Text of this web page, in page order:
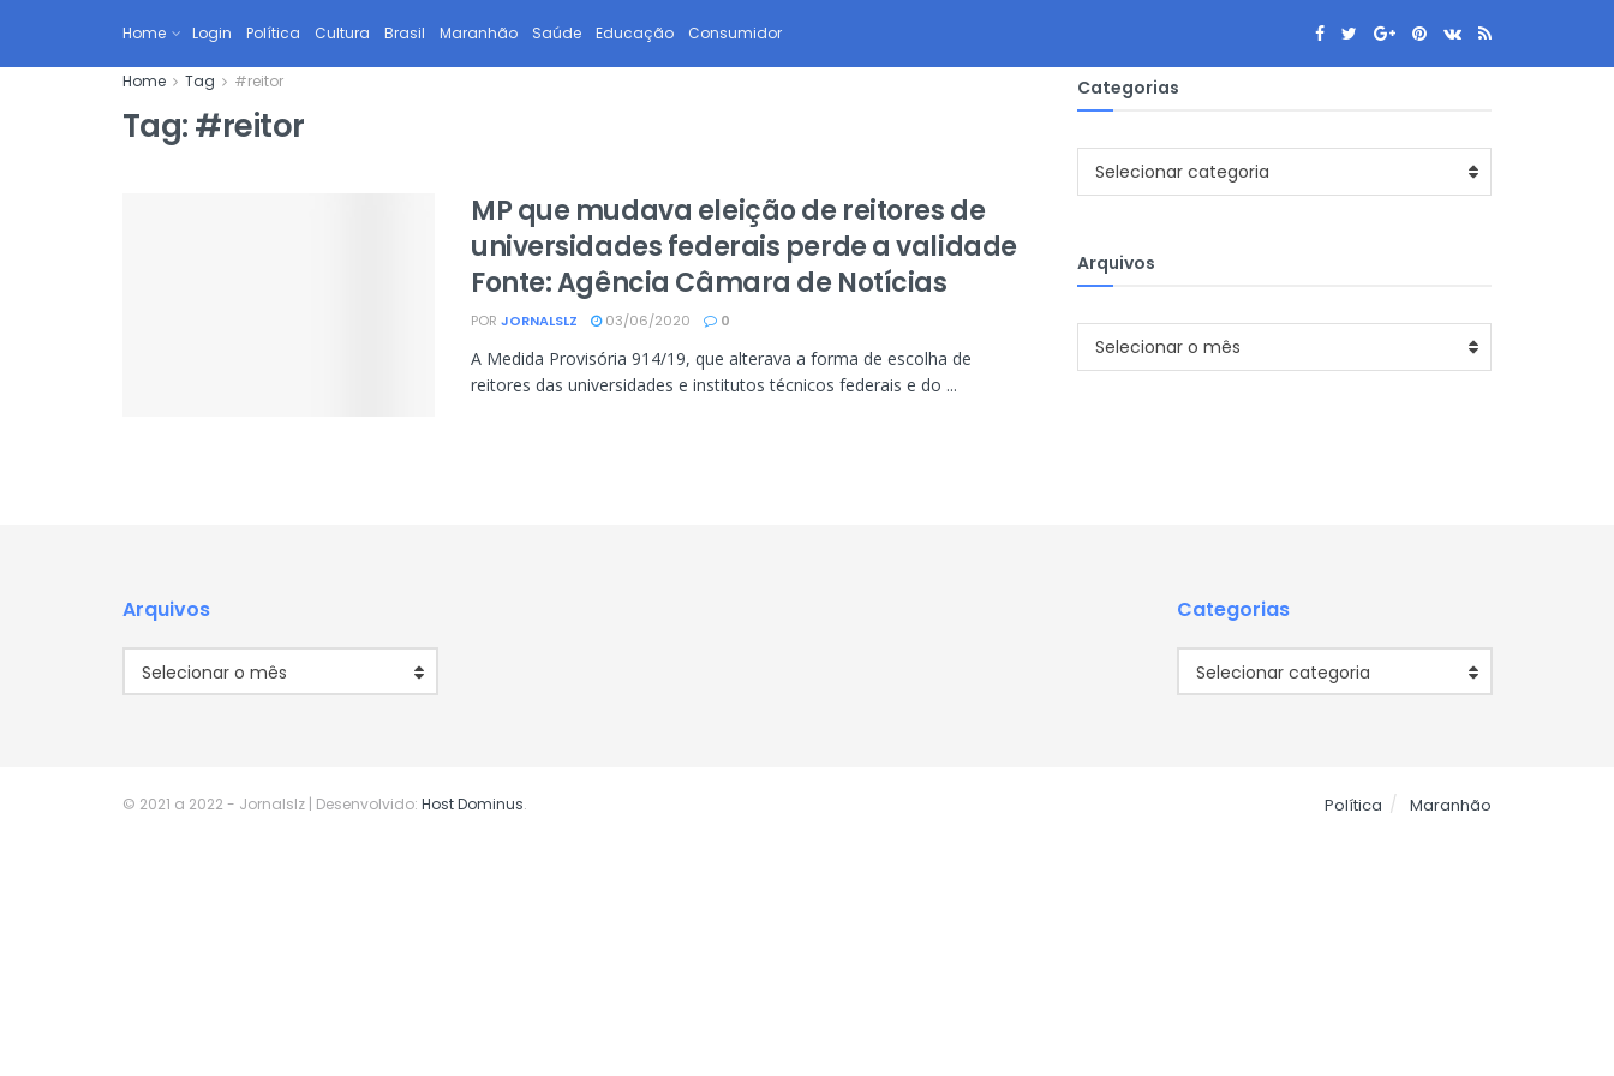
Home Login Política Cultura Brasil Maranhão Saúde Educação Consumidor
Home Tag #reitor
Tag:#reitor
MP que mudava eleição de reitores de
universidades federais perde a validade
Fonte: Agência Câmara de Notícias
POR JORNALSLZ 03/06/2020 0
A Medida Provisória 914/19, que alterava a forma de escolha de
reitores das universidades e institutos técnicos federais e do ...
Categorias
Categorias
Selecionar categoria
Arquivos
Arquivos
Selecionar o mês
Arquivos
Selecionar o mês
Categorias
Selecionar categoria
Política Maranhão
© 2021 a 2022 - Jornalslz | Desenvolvido: Host Dominus.